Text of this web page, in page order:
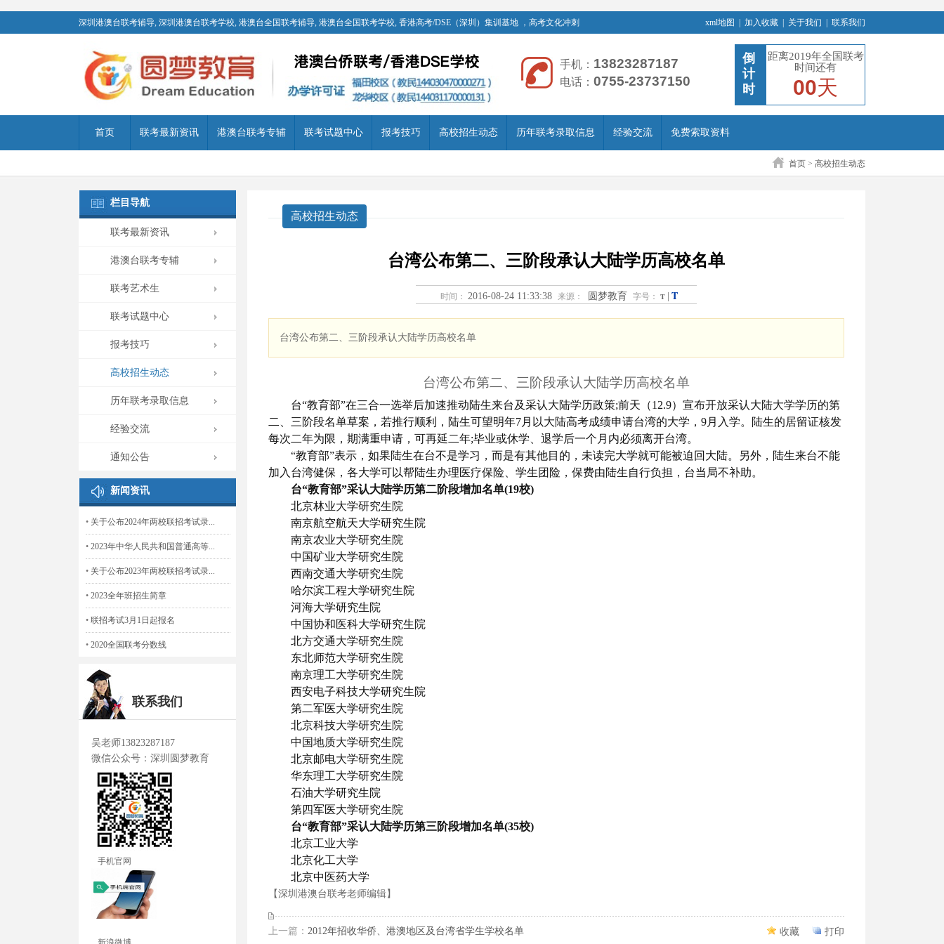
深圳港澳台联考辅导, 深圳港澳台联考学校, 港澳台全国联考辅导, 港澳台全国联考学校, 香港高考/DSE（深圳）集训基地 ，高考文化冲刺 xml地图 加入收藏 关于我们 联系我们
手机： 13823287187
电话： 0755-23737150
倒
计
时
距离2019年全国联考
时间还有
00天
首页 联考最新资讯 港澳台联考专辅 联考试题中心 报考技巧 高校招生动态 历年联考录取信息 经验交流 免费索取资料
首页 > 高校招生动态
栏目导航
联考最新资讯
港澳台联考专辅
联考艺术生
联考试题中心
报考技巧
高校招生动态
历年联考录取信息
经验交流
通知公告
新闻资讯
• 关于公布2024年两校联招考试录...
• 2023年中华人民共和国普通高等...
• 关于公布2023年两校联招考试录...
• 2023全年班招生简章
• 联招考试3月1日起报名
• 2020全国联考分数线
联系我们
吴老师13823287187
微信公众号：深圳圆梦教育
手机官网
新浪微博
高校招生动态
台湾公布第二、三阶段承认大陆学历高校名单
时间： 2016-08-24 11:33:38 来源： 圆梦教育 字号： T T
台湾公布第二、三阶段承认大陆学历高校名单
台湾公布第二、三阶段承认大陆学历高校名单
台“教育部”在三合一选举后加速推动陆生来台及采认大陆学历政策;前天（12.9）宣布开放采认大陆大学学历的第
二、三阶段名单草案，若推行顺利，陆生可望明年7月以大陆高考成绩申请台湾的大学，9月入学。陆生的居留证核发
每次二年为限，期满重申请，可再延二年;毕业或休学、退学后一个月内必须离开台湾。
“教育部”表示，如果陆生在台不是学习，而是有其他目的，未读完大学就可能被迫回大陆。另外，陆生来台不能
加入台湾健保，各大学可以帮陆生办理医疗保险、学生团险，保费由陆生自行负担，台当局不补助。
台“教育部”采认大陆学历第二阶段增加名单(19校)
北京林业大学研究生院
南京航空航天大学研究生院
南京农业大学研究生院
中国矿业大学研究生院
西南交通大学研究生院
哈尔滨工程大学研究生院
河海大学研究生院
中国协和医科大学研究生院
北方交通大学研究生院
东北师范大学研究生院
南京理工大学研究生院
西安电子科技大学研究生院
第二军医大学研究生院
北京科技大学研究生院
中国地质大学研究生院
北京邮电大学研究生院
华东理工大学研究生院
石油大学研究生院
第四军医大学研究生院
台“教育部”采认大陆学历第三阶段增加名单(35校)
北京工业大学
北京化工大学
北京中医药大学
【深圳港澳台联考老师编辑】
上一篇： 2012年招收华侨、港澳地区及台湾省学生学校名单 收藏 打印